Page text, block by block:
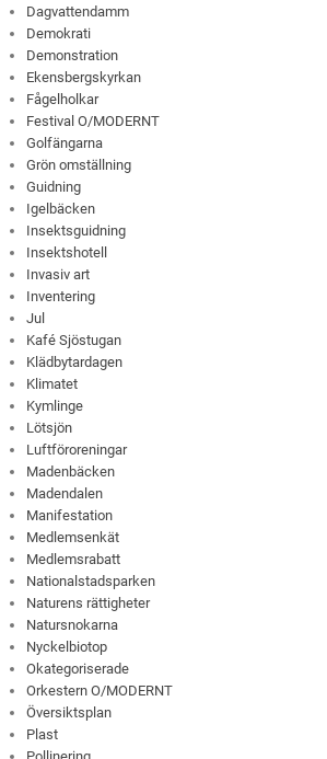
Dagvattendamm
Demokrati
Demonstration
Ekensbergskyrkan
Fågelholkar
Festival O/MODERNT
Golfängarna
Grön omställning
Guidning
Igelbäcken
Insektsguidning
Insektshotell
Invasiv art
Inventering
Jul
Kafé Sjöstugan
Klädbytardagen
Klimatet
Kymlinge
Lötsjön
Luftföroreningar
Madenbäcken
Madendalen
Manifestation
Medlemsenkät
Medlemsrabatt
Nationalstadsparken
Naturens rättigheter
Natursnokarna
Nyckelbiotop
Okategoriserade
Orkestern O/MODERNT
Översiktsplan
Plast